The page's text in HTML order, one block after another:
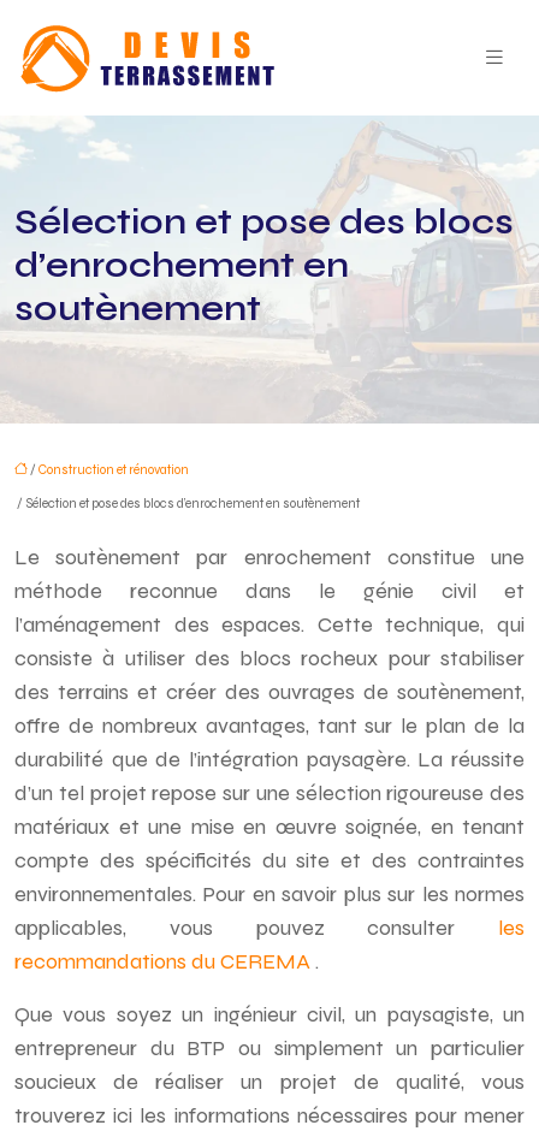
Sélection et pose des blocs
d’enrochement en
soutènement
/ Construction et rénovation
/ Sélection et pose des blocs d’enrochement en soutènement
Le soutènement par enrochement constitue une
méthode reconnue dans le génie civil et
l’aménagement des espaces. Cette technique, qui
consiste à utiliser des blocs rocheux pour stabiliser
des terrains et créer des ouvrages de soutènement,
offre de nombreux avantages, tant sur le plan de la
durabilité que de l’intégration paysagère. La réussite
d’un tel projet repose sur une sélection rigoureuse des
matériaux et une mise en œuvre soignée, en tenant
compte des spécificités du site et des contraintes
environnementales. Pour en savoir plus sur les normes
applicables, vous pouvez consulter les
recommandations du CEREMA.
Que vous soyez un ingénieur civil, un paysagiste, un
entrepreneur du BTP ou simplement un particulier
soucieux de réaliser un projet de qualité, vous
trouverez ici les informations nécessaires pour mener